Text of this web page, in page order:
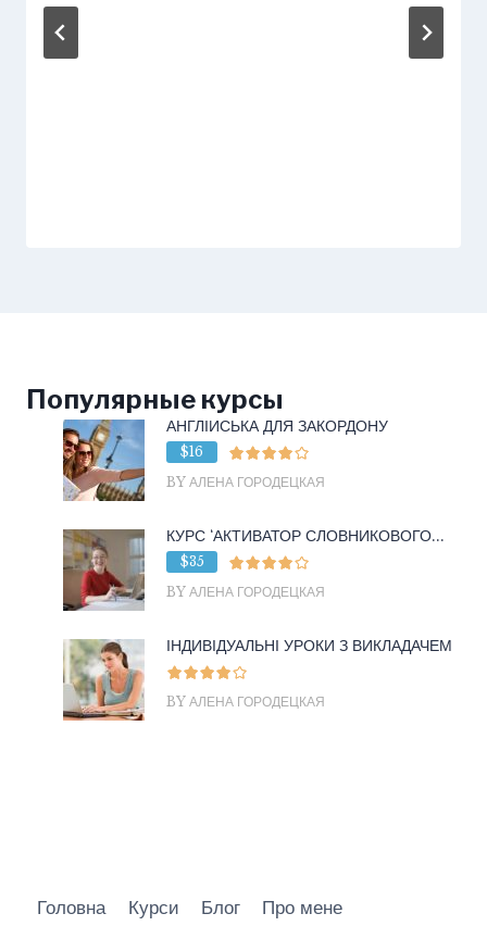
Популярные курсы
АНГЛІЙСЬКА ДЛЯ ЗАКОРДОНУ
$16
BY АЛЕНА ГОРОДЕЦКАЯ
КУРС ‘АКТИВАТОР СЛОВНИКОВОГО...
$35
BY АЛЕНА ГОРОДЕЦКАЯ
ІНДИВІДУАЛЬНІ УРОКИ З ВИКЛАДАЧЕМ
BY АЛЕНА ГОРОДЕЦКАЯ
Головна Курси Блог Про мене